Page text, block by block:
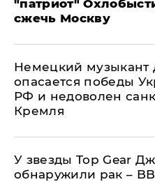
"патриот"
сжечь Москву
Немецкий музыкант
опасается победы
РФ и недоволен
Кремля
У звезды Top Gear
обнаружили рак –